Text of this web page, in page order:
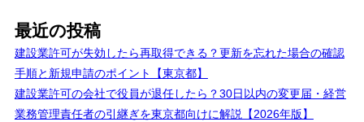
最近の投稿
建設業許可が失効したら再取得できる？更新を忘れた場合の確認
手順と新規申請のポイント【東京都】
建設業許可の会社で役員が退任したら？30日以内の変更届・経営
業務管理責任者の引継ぎを東京都向けに解説【2026年版】